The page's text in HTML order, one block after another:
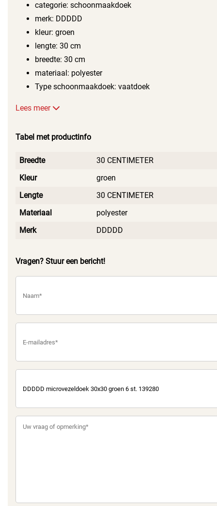
categorie: schoonmaakdoek
merk: DDDDD
kleur: groen
lengte: 30 cm
breedte: 30 cm
materiaal: polyester
Type schoonmaakdoek: vaatdoek
Lees meer
Tabel met productinfo
Breedte
30 CENTIMETER
Kleur
groen
Lengte
30 CENTIMETER
Materiaal
polyester
Merk
DDDDD
Vragen? Stuur een bericht!